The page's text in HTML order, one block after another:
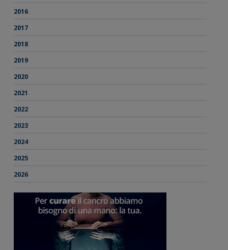
2016
2017
2018
2019
2020
2021
2022
2023
2024
2025
2026